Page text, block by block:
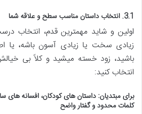
3.1. انتخاب داستان مناسب سطح و علاقه شما
اولین و شاید مهمترین قدم، انتخاب
زیادی سخت یا زیادی آسون باشه، یا
باشید، زود خسته میشید و کلاً بی
انتخاب کنید:
برای مبتدیان: داستان های کودکان، افسانه های
کلمات محدود و گفتار واضح